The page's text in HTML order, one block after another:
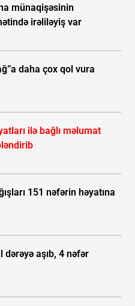
münaqişəsinin
irəliləyiş var
daha çox qol vura
ilə bağlı məlumat
151 nəfərin həyatına
aşıb, 4 nəfər